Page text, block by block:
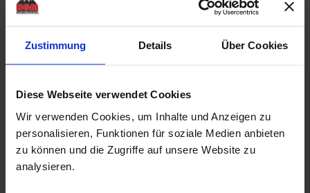
Zustimmung Details Über Cookies
Diese Webseite verwendet Cookies
Wir verwenden Cookies, um Inhalte und Anzeigen zu
personalisieren, Funktionen für soziale Medien anbieten
zu können und die Zugriffe auf unsere Website zu
analysieren.
Freizeithaus Sulingen
Wandstärke: 70 mm
UVP:53.069,00 €
Freizeithaus Garbsen
Breite: 450 cm |
Tiefe: 540 cm |
Detail ansehen